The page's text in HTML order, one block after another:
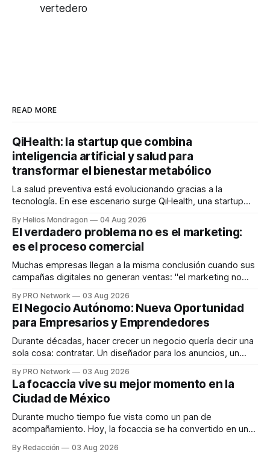
vertedero
READ MORE
QiHealth: la startup que combina
inteligencia artificial y salud para
transformar el bienestar metabólico
La salud preventiva está evolucionando gracias a la
tecnología. En ese escenario surge QiHealth, una startup
dispositivos inteligentes, inteligencia artificial y monitoreo
en tiempo real para ayudar a las personas a tomar mejores
decisiones sobre su salud metabólica. Su propuesta busca
responder
By Helios Mondragon 04 Aug 2026
El verdadero problema no es el marketing:
es el proceso comercial
Muchas empresas llegan a la misma conclusión cuando sus
campañas digitales no generan ventas: "el marketing no
INTERIUS, el problema suele estar en otro lugar. Durante
una entrevista para el podcast SER PRO, el especialista en
marketing digital explicó que
By PRO Network 03 Aug 2026
El Negocio Autónomo: Nueva Oportunidad
para Empresarios y Emprendedores
Durante décadas, hacer crecer un negocio quería decir una
sola cosa: contratar. Un diseñador para los anuncios, un
para los textos, alguien que supiera de publicidad digital
para encontrar prospectos, un vendedor para atender
llamadas y mensajes, y —con suerte— una persona
By PRO Network 03 Aug 2026
La focaccia vive su mejor momento en la
Ciudad de México
Durante mucho tiempo fue vista como un pan de
acompañamiento. Hoy, la focaccia se ha convertido en uno
artesanal, ingredientes de calidad y experiencias que
By Redacción 03 Aug 2026